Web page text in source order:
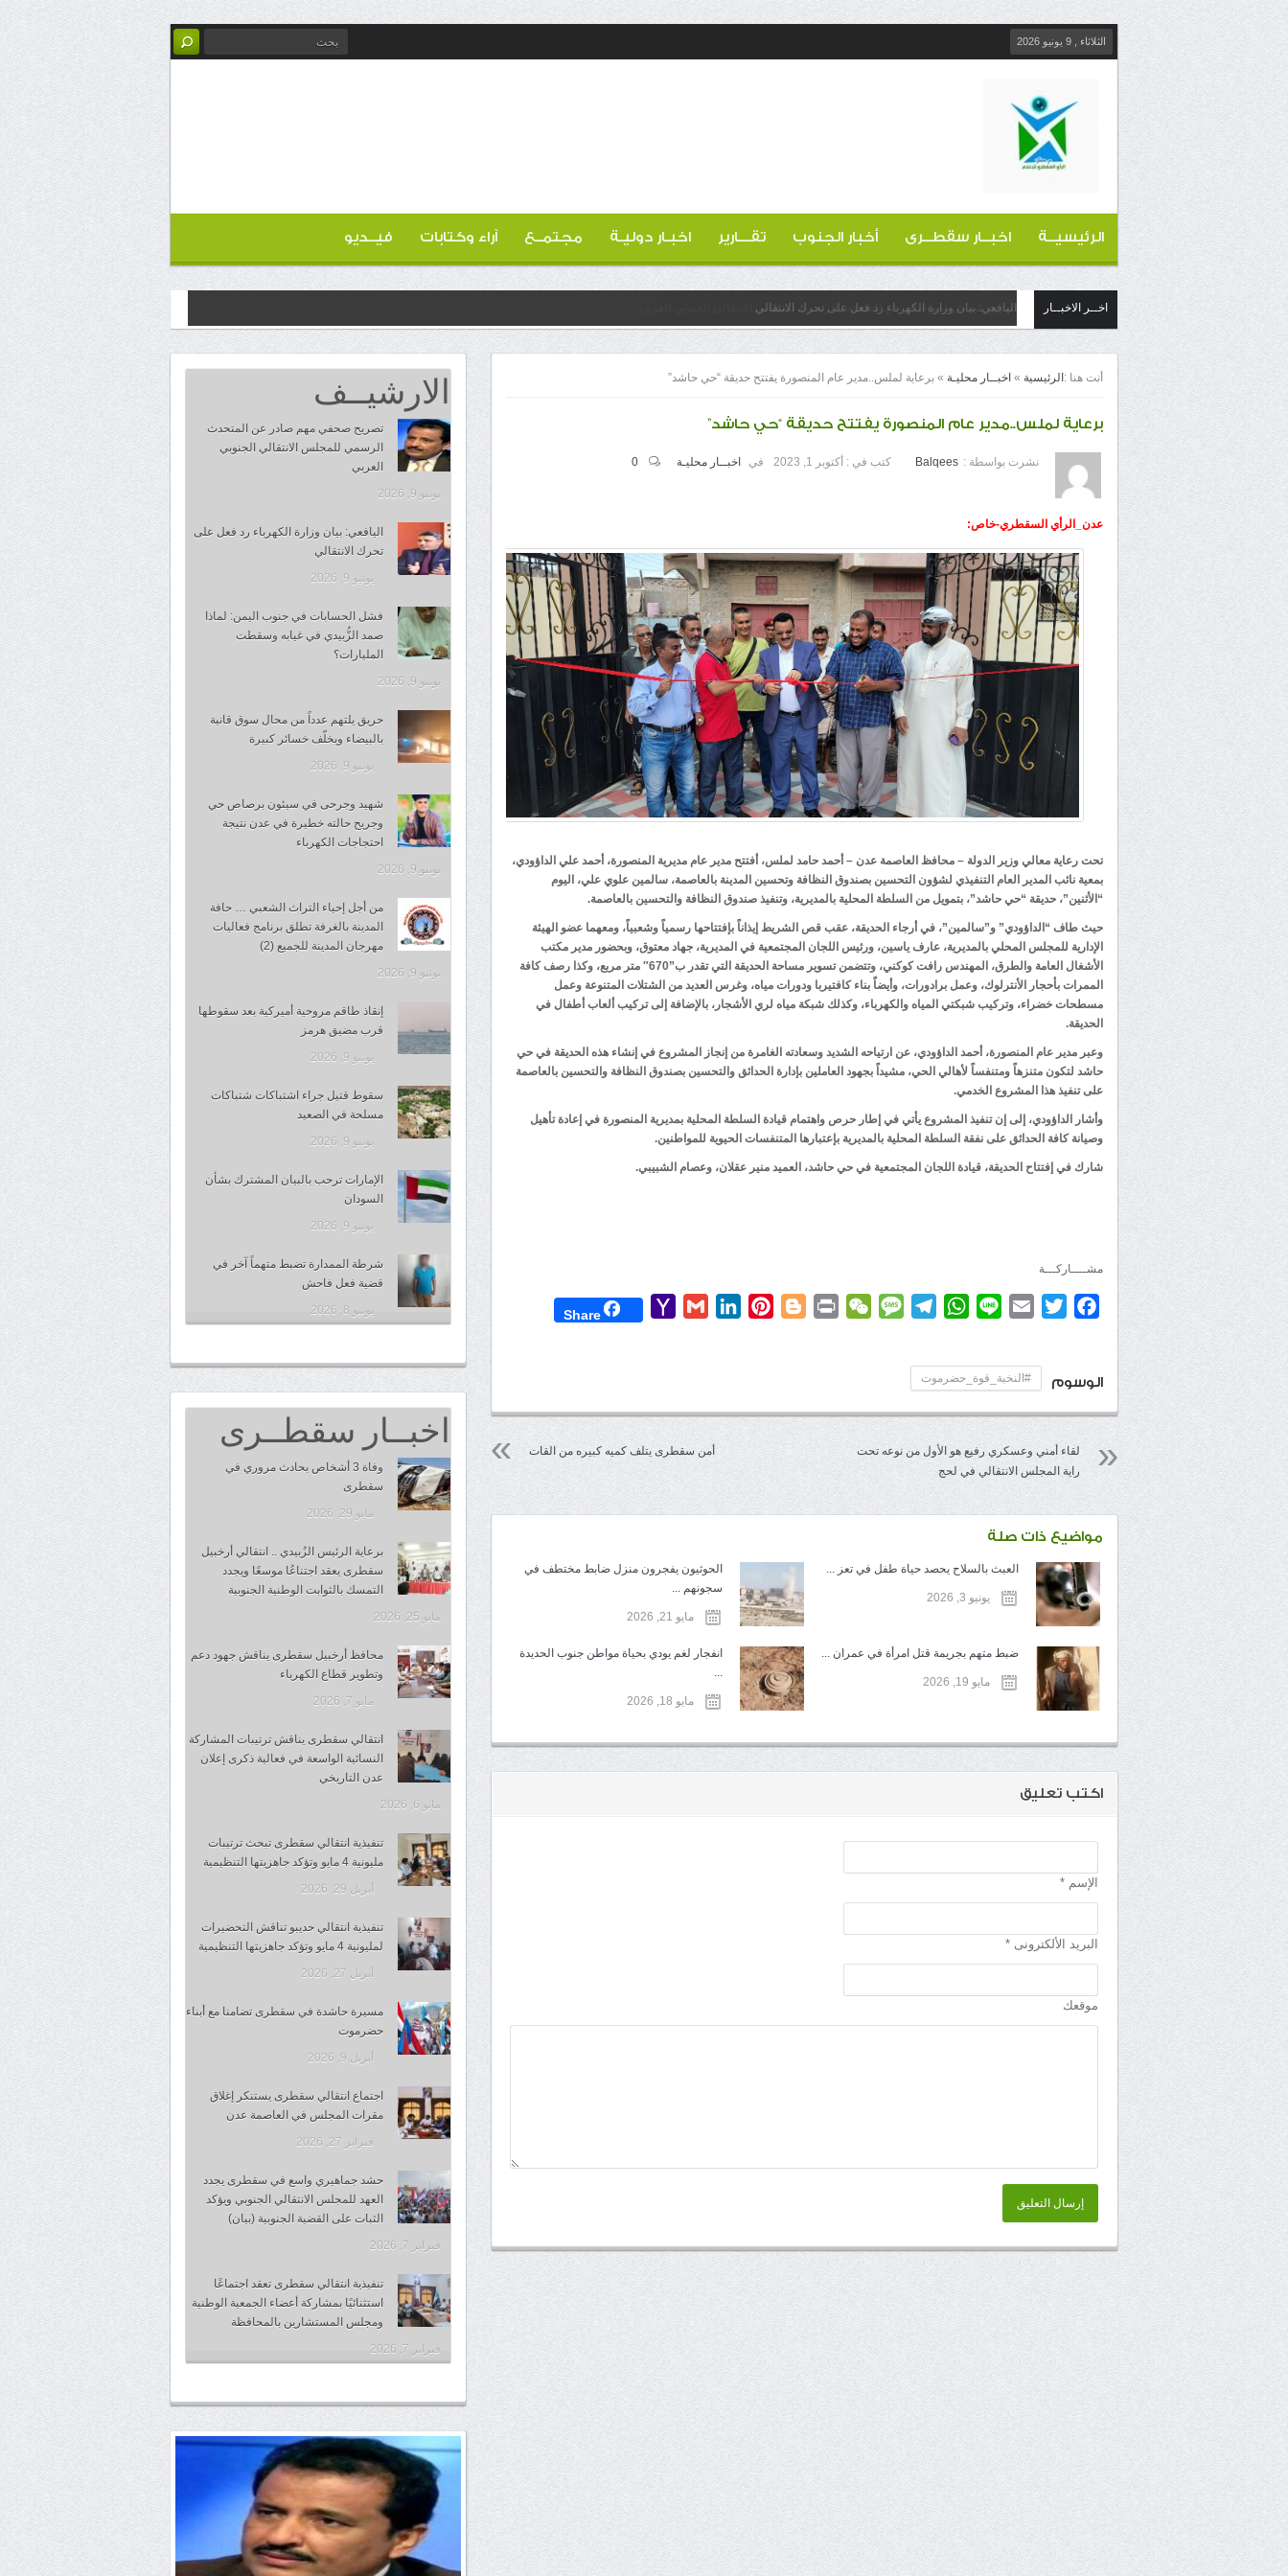
الثلاثاء , 9 يونيو 2026
الرئيسيــة اخبــار سقطــرى أخبار الجنوب تقـــارير اخبـار دوليـة مجتمــع آراء وكتابات فيــديو
اخــر الاخبــار اليافعي: بيان وزارة الكهرباء رد فعل على تحرك الانتقالي
أنت هنا : الرئيسية » اخبــار محليـة » برعاية لملس..مدير عام المنصورة يفتتح حديقة “حي حاشد”
برعاية لملس..مدير عام المنصورة يفتتح حديقة “حي حاشد”
نشرت بواسطة : Balqees كتب في : أكتوبر 1, 2023 في اخبــار محليـة 0
عدن_الرأي السقطري-خاص:
تحت رعاية معالي وزير الدولة – محافظ العاصمة عدن – أحمد حامد لملس، أفتتح مدير عام مديرية المنصورة، أحمد علي الداؤودي،
بمعية نائب المدير العام التنفيذي لشؤون التحسين بصندوق النظافة وتحسين المدينة بالعاصمة، سالمين علوي علي، اليوم
“الأثنين”، حديقة “حي حاشد”، بتمويل من السلطة المحلية بالمديرية، وتنفيذ صندوق النظافة والتحسين بالعاصمة.
حيث طاف “الداؤودي” و”سالمين”، في أرجاء الحديقة، عقب قص الشريط إيذاناً بإفتتاحها رسمياً وشعبياً، ومعهما عضو الهيئة
الإدارية للمجلس المحلي بالمديرية، عارف ياسين، ورئيس اللجان المجتمعية في المديرية، جهاد معتوق، وبحضور مدير مكتب
الأشغال العامة والطرق، المهندس رافت كوكني، وتتضمن تسوير مساحة الحديقة التي تقدر ب”670″ متر مربع، وكذا رصف كافة
الممرات بأحجار الأنترلوك، وعمل برادورات، وأيضاً بناء كافتيربا ودورات مياه، وغرس العديد من الشتلات المتنوعة وعمل
مسطحات خضراء، وتركيب شبكتي المياه والكهرباء، وكذلك شبكة مياه لري الأشجار، بالإضافة إلى تركيب ألعاب أطفال في
الحديقة.
وعبر مدير عام المنصورة، أحمد الداؤودي، عن ارتياحه الشديد وسعادته الغامرة من إنجاز المشروع في إنشاء هذه الحديقة في حي
حاشد لتكون متنزهاً ومتنفساً لأهالي الحي، مشيداً بجهود العاملين بإدارة الحدائق والتحسين بصندوق النظافة والتحسين بالعاصمة
على تنفيذ هذا المشروع الخدمي.
وأشار الداؤودي، إلى إن تنفيذ المشروع يأتي في إطار حرص واهتمام قيادة السلطة المحلية بمديرية المنصورة في إعادة تأهيل
وصيانة كافة الحدائق على نفقة السلطة المحلية بالمديرية بإعتبارها المتنفسات الحيوية للمواطنين.
شارك في إفتتاح الحديقة، قيادة اللجان المجتمعية في حي حاشد، العميد منير عقلان، وعصام الشبيبي.
مشــــاركـــة
Facebook
Twitter
Email
Line
WhatsApp
Telegram
Message
WeChat
Print
Blogger
Pinterest
LinkedIn
Gmail
Yahoo
Share
الوسوم #النخبة_قوة_حضرموت
أمن سقطرى يتلف كميه كبيره من القات
لقاء أمني وعسكري رفيع هو الأول من نوعه تحت
راية المجلس الانتقالي في لحج
مواضيع ذات صلة
العبث بالسلاح يحصد حياة طفل في تعز ...
يونيو 3, 2026
الحوثيون يفجرون منزل ضابط مختطف في
سجونهم ...
مايو 21, 2026
ضبط متهم بجريمة قتل امرأة في عمران ...
مايو 19, 2026
انفجار لغم يودي بحياة مواطن جنوب الحديدة
مايو 18, 2026
اكتب تعليق
الإسم *
البريد الألكترونى *
موقعك
إرسال التعليق
الارشيــف
تصريح صحفي مهم صادر عن المتحدث
الرسمي للمجلس الانتقالي الجنوبي
العربي
يونيو 9, 2026
اليافعي: بيان وزارة الكهرباء رد فعل على
تحرك الانتقالي
يونيو 9, 2026
فشل الحسابات في جنوب اليمن: لماذا
صمد الزُّبيدي في غيابه وسقطت
المليارات؟
يونيو 9, 2026
حريق يلتهم عدداً من محال سوق قانية
بالبيضاء ويخلّف خسائر كبيرة
يونيو 9, 2026
شهيد وجرحى في سيئون برصاص حي
وجريح حالته خطيرة في عدن نتيجة
احتجاجات الكهرباء
يونيو 9, 2026
من أجل إحياء التراث الشعبي … حافة
المدينة بالغرفة تطلق برنامج فعاليات
مهرجان المدينة للجميع (2)
يونيو 9, 2026
إنقاذ طاقم مروحية أميركية بعد سقوطها
قرب مضيق هرمز
يونيو 9, 2026
سقوط قتيل جراء اشتباكات شتباكات
مسلحة في الصعيد
يونيو 9, 2026
الإمارات ترحب بالبيان المشترك بشأن
السودان
يونيو 9, 2026
شرطة الممدارة تضبط متهماً آخر في
قضية فعل فاحش
يونيو 8, 2026
اخبــار سقطــرى
وفاة 3 أشخاص بحادث مروري في
سقطرى
مايو 29, 2026
برعاية الرئيس الزُبيدي .. انتقالي أرخبيل
سقطرى يعقد اجتناعُا موسعًا ويجدد
التمسك بالثوابت الوطنية الجنوبية
مايو 25, 2026
محافظ أرخبيل سقطرى يناقش جهود دعم
وتطوير قطاع الكهرباء
مايو 7, 2026
انتقالي سقطرى يناقش ترتيبات المشاركة
النسائية الواسعة في فعالية ذكرى إعلان
عدن التاريخي
مايو 6, 2026
تنفيذية انتقالي سقطرى تبحث ترتيبات
مليونية 4 مايو وتؤكد جاهزيتها التنظيمية
أبريل 29, 2026
تنفيذية انتقالي حديبو تناقش التحضيرات
لمليونية 4 مايو وتؤكد جاهزيتها التنظيمية
أبريل 27, 2026
مسيرة حاشدة في سقطرى تضامنا مع أبناء
حضرموت
أبريل 9, 2026
اجتماع انتقالي سقطرى يستنكر إغلاق
مقرات المجلس في العاصمة عدن
فبراير 27, 2026
حشد جماهيري واسع في سقطرى يجدد
العهد للمجلس الانتقالي الجنوبي ويؤكد
الثبات على القضية الجنوبية (بيان)
فبراير 7, 2026
تنفيذية انتقالي سقطرى تعقد اجتماعًا
استثنائيًا بمشاركة أعضاء الجمعية الوطنية
ومجلس المستشارين بالمحافظة
فبراير 7, 2026